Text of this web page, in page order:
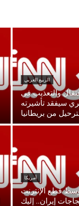
الربيع العربي
والتعذيب في
سيفقد تأشيرته
من بريطانيا
أمريكا
قطع الإنترنت
إيران.. إليك